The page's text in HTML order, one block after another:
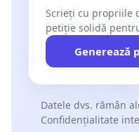
Scrieți cu propriile
petiție solidă
Generează
Datele dvs. rămân
Confidențialitate